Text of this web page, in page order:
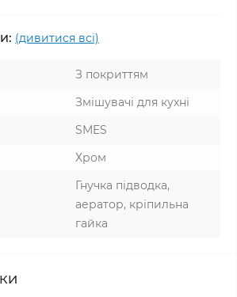
(дивитися всі)
З покриттям
Змішувачі для кухні
SMES
Хром
Гнучка підводка,
аератор, кріпильна
гайка